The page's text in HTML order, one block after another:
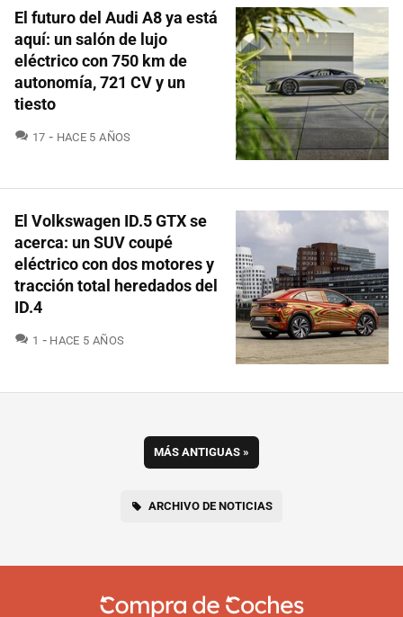
El futuro del Audi A8 ya está
aquí: un salón de lujo
eléctrico con 750 km de
autonomía, 721 CV y un
tiesto
17 COMENTARIOS
HACE 5 AÑOS
El Volkswagen ID.5 GTX se
acerca: un SUV coupé
eléctrico con dos motores y
tracción total heredados del
ID.4
1 COMENTARIOS
HACE 5 AÑOS
MÁS ANTIGUAS »
ARCHIVO DE NOTICIAS